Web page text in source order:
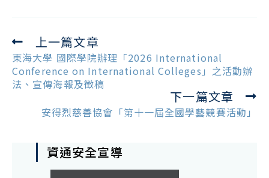
Read
more
articles
上一篇文章
東海大學 國際學院辦理「2026 International
Conference on International Colleges」之活動辦
法、宣傳海報及徵稿
下一篇文章
安得烈慈善協會「第十一屆全國學藝競賽活動」
資通安全宣導